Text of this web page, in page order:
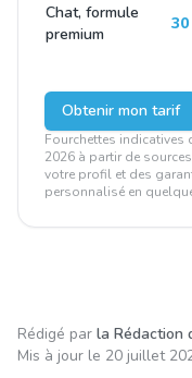
Chat, formule
premium
Obtenir mon tarif
Fourchettes
2026 à partir de
votre profil et des
personnalisé en
Rédigé par la Rédaction
Mis à jour le 20 juillet